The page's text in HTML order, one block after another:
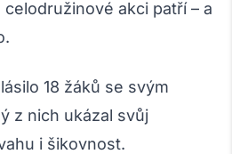
akci patří – a
18 žáků se svým
z nich ukázal svůj
i šikovnost.